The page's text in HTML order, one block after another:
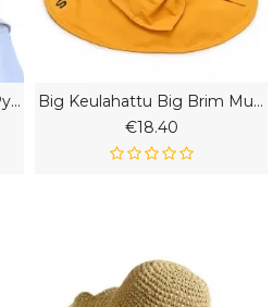
Hattu Tyttö Kesä Anti-Uv Pyöräily Sähköauto Kansi Kasvonaamio Hengittävä Aurinkohattu
Big Keulahattu Big Brim Muoti Kesän Viileä Hattu Aurinkohattu Rento
€18.40